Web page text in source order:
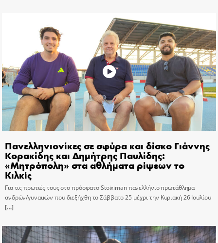
Πανελληνιονίκες σε σφύρα και δίσκο Γιάννης
Κορακίδης και Δημήτρης Παυλίδης:
«Μητρόπολη» στα αθλήματα ρίψεων το
Κιλκίς
Για τις πρωτιές τους στο πρόσφατο Stoiximan πανελλήνιο πρωτάθλημα
ανδρών/γυναικών που διεξήχθη το Σάββατο 25 μέχρι την Κυριακή 26 Ιουλίου
[…]